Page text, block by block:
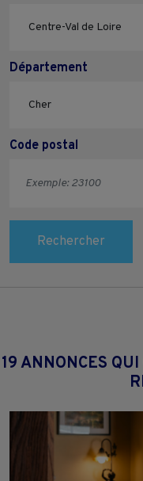
Département
Code postal
Rechercher
19 ANNONCES